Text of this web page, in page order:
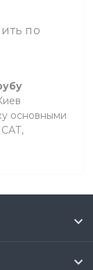
по
основными
САТ,